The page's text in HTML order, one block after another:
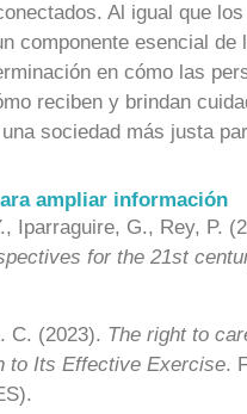
Al igual que los
componente esencial de
en cómo las
reciben y brindan
sociedad más justa
ampliar información
Iparraguire, G., Rey, P.
for the 21st
C. (2023). The right to
to Its Effective Exercise.